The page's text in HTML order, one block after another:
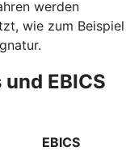
werden
wie zum Beispiel
EBICS
EBICS